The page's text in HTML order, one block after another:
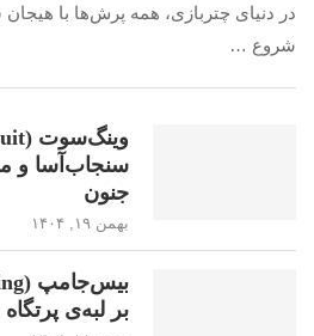
در دنیای چتربازی، همه پرش‌ها با
شروع …
سنجاب‌آسا و
جنون
بهمن ۱۹, ۱۴۰۴
بر لبه‌ی